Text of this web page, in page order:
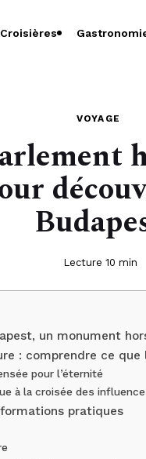
Croisières
VOYAGE
Lecture 10 min
un monument
: comprendre ce que
pour l’éternité
à la croisée des
pratiques